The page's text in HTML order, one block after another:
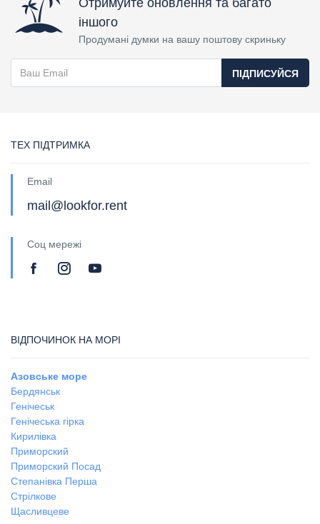
іншого
Продумані думки на вашу поштову скриньку
ПІДПИСУЙСЯ
ТЕХ ПІДТРИМКА
Email
mail@lookfor.rent
Соц мережі
ВІДПОЧИНОК НА МОРІ
Азовське море
Бердянськ
Генічеськ
Генічеська гірка
Кирилівка
Приморский
Приморский Посад
Степанівка Перша
Стрілкове
Щасливцеве